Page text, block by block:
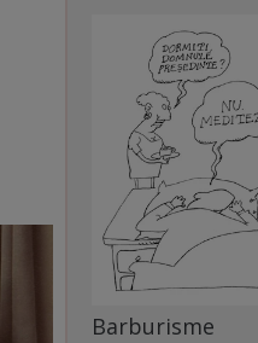
Barburisme